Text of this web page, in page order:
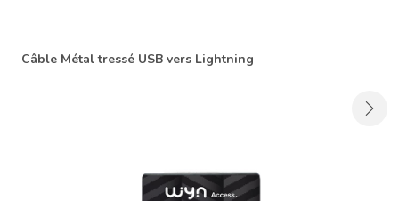
Câble Métal tressé USB vers Lightning